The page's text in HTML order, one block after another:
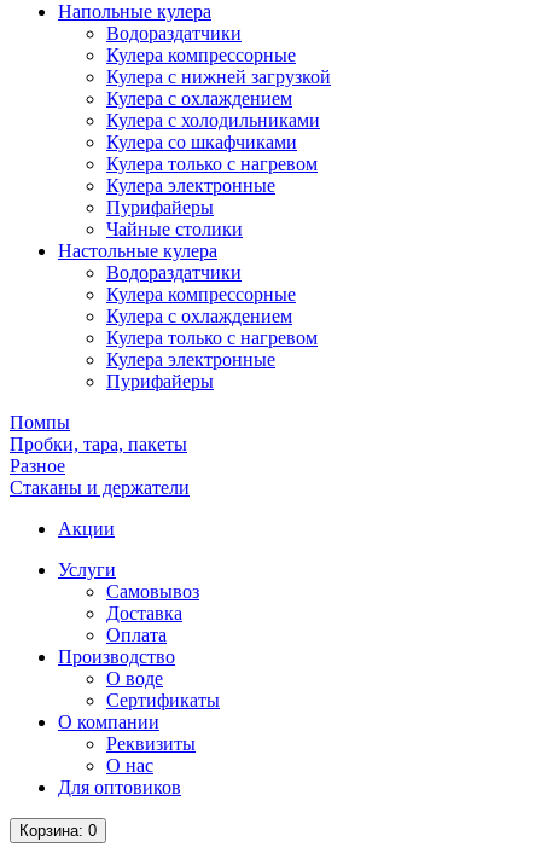
Напольные кулера
Водораздатчики
Кулера компрессорные
Кулера с нижней загрузкой
Кулера с охлаждением
Кулера с холодильниками
Кулера со шкафчиками
Кулера только с нагревом
Кулера электронные
Пурифайеры
Чайные столики
Настольные кулера
Водораздатчики
Кулера компрессорные
Кулера с охлаждением
Кулера только с нагревом
Кулера электронные
Пурифайеры
Помпы
Пробки, тара, пакеты
Разное
Стаканы и держатели
Акции
Услуги
Самовывоз
Доставка
Оплата
Производство
О воде
Сертификаты
О компании
Реквизиты
О нас
Для оптовиков
Корзина: 0